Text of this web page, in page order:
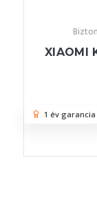
XIAOMI
1 év garancia